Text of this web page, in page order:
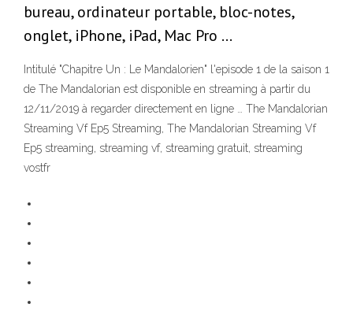
bureau, ordinateur portable, bloc-notes,
onglet, iPhone, iPad, Mac Pro …
Intitulé "Chapitre Un : Le Mandalorien" l'episode 1 de la saison 1
de The Mandalorian est disponible en streaming à partir du
12/11/2019 à regarder directement en ligne … The Mandalorian
Streaming Vf Ep5 Streaming, The Mandalorian Streaming Vf
Ep5 streaming, streaming vf, streaming gratuit, streaming
vostfr